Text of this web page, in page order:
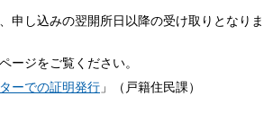
申し込みの翌開所日以降の受け取りとなりま
ージをご覧ください。
ーでの証明発行 」（戸籍住民課）